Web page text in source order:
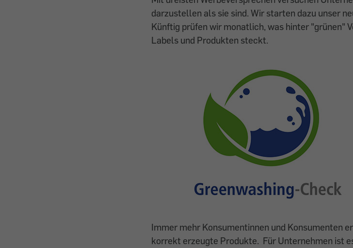
darzustellen als sie sind. Wir starten dazu unser
Künftig prüfen wir monatlich, was hinter "grünen"
Labels und Produkten steckt.
Immer mehr Konsumentinnen und Konsumenten
korrekt erzeugte Produkte. Für Unternehmen ist